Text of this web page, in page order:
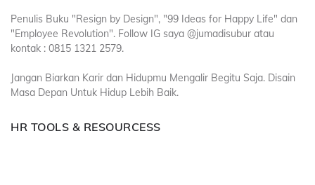
Penulis Buku "Resign by Design", "99 Ideas for Happy Life" dan
"Employee Revolution". Follow IG saya @jumadisubur atau
kontak : 0815 1321 2579.
Jangan Biarkan Karir dan Hidupmu Mengalir Begitu Saja. Disain
Masa Depan Untuk Hidup Lebih Baik.
HR TOOLS & RESOURCESS